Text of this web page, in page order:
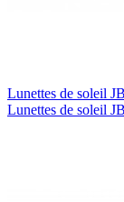
Lunettes de soleil
Lunettes de soleil